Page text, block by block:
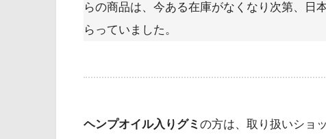
らの商品は、今ある在庫がなくなり次第、日
らっていました。
ヘンプオイル入りグミ の方は、取り扱いショ